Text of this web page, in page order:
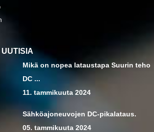
Mikä on nopea lataustapa Suurin teho
DC ...
11. tammikuuta 2024
Sähköajoneuvojen DC-pikalataus.
05. tammikuuta 2024